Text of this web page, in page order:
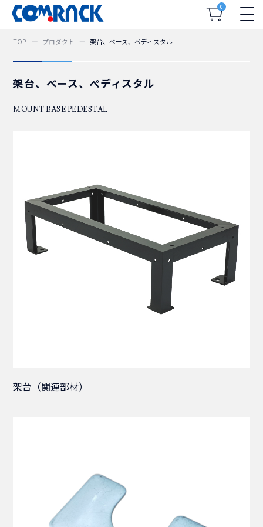
0
TOP プロダクト 架台、ベース、ぺディスタル
架台、ベース、ぺディスタル
MOUNT BASE PEDESTAL
架台（関連部材）